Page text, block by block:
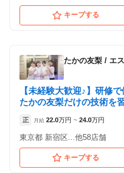
キープする
たかの友梨 / エ
【未経験大歓迎♪】研修
たかの友梨だけの技術を
正 月給 22.0万円 ~ 24.0万円
東京都 新宿区...他58店舗
キープする